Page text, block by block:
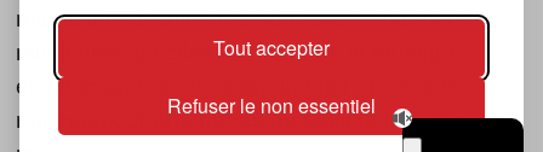
Tout accepter
Refuser le non essentiel
magazine, à l’affût des nouvelles tendances
musicales, qu’elles viennent de la musique
électronique, du rock ou du hip hop, et des
nouveaux phénomènes de société liés à la